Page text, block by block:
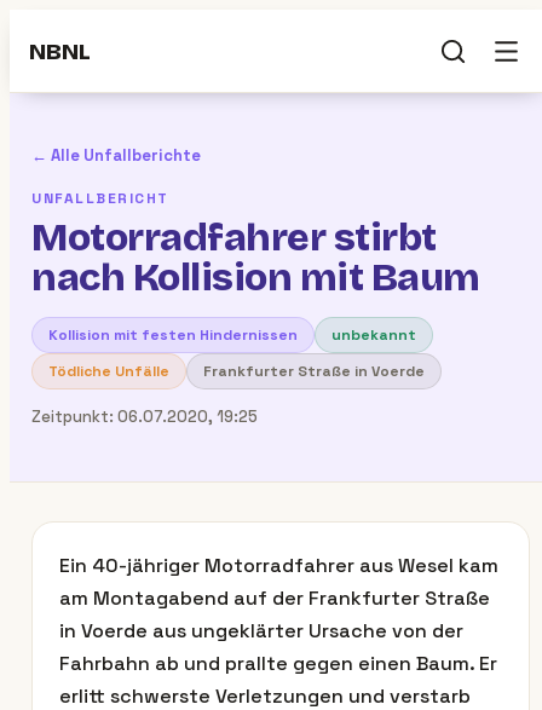
NBNL
← Alle Unfallberichte
UNFALLBERICHT
Motorradfahrer stirbt
nach Kollision mit Baum
Kollision mit festen Hindernissen
unbekannt
Tödliche Unfälle
Frankfurter Straße in Voerde
Zeitpunkt: 06.07.2020, 19:25
Ein 40-jähriger Motorradfahrer aus Wesel kam
am Montagabend auf der Frankfurter Straße
in Voerde aus ungeklärter Ursache von der
Fahrbahn ab und prallte gegen einen Baum. Er
erlitt schwerste Verletzungen und verstarb